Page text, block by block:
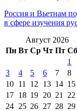
Россия и Вьетнам
в сфере изучения
Август 2026
Пн Вт Ср Чт Пт Сб
1
3
4 5 6 7 8
10 11 12 13 14 15
17 18 19 20 21 22
24 25 26 27 28 29